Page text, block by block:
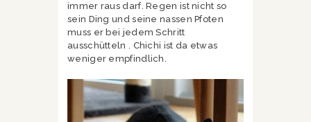
immer raus darf. Regen ist nicht so
sein Ding und seine nassen Pfoten
muss er bei jedem Schritt
ausschütteln . Chichi ist da etwas
weniger empfindlich.